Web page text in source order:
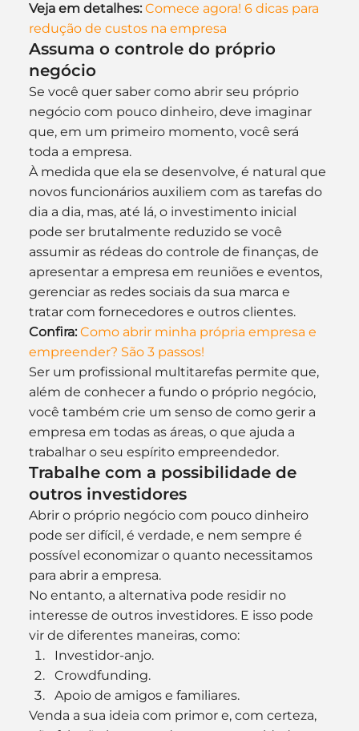
Veja em detalhes: Comece agora! 6 dicas para
redução de custos na empresa
Assuma o controle do próprio
negócio
Se você quer saber como abrir seu próprio
negócio com pouco dinheiro, deve imaginar
que, em um primeiro momento, você será
toda a empresa.
À medida que ela se desenvolve, é natural que
novos funcionários auxiliem com as tarefas do
dia a dia, mas, até lá, o investimento inicial
pode ser brutalmente reduzido se você
assumir as rédeas do controle de finanças, de
apresentar a empresa em reuniões e eventos,
gerenciar as redes sociais da sua marca e
tratar com fornecedores e outros clientes.
Confira: Como abrir minha própria empresa e
empreender? São 3 passos!
Ser um profissional multitarefas permite que,
além de conhecer a fundo o próprio negócio,
você também crie um senso de como gerir a
empresa em todas as áreas, o que ajuda a
trabalhar o seu espírito empreendedor.
Trabalhe com a possibilidade de
outros investidores
Abrir o próprio negócio com pouco dinheiro
pode ser difícil, é verdade, e nem sempre é
possível economizar o quanto necessitamos
para abrir a empresa.
No entanto, a alternativa pode residir no
interesse de outros investidores. E isso pode
vir de diferentes maneiras, como:
Investidor-anjo.
Crowdfunding.
Apoio de amigos e familiares.
Venda a sua ideia com primor e, com certeza,